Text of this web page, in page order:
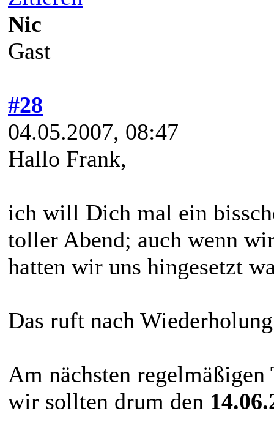
Nic
Gast
#28
04.05.2007, 08:47
Hallo Frank,
ich will Dich mal ein
toller Abend; auch wenn
hatten wir uns hingesetzt
Das ruft nach
Am nächsten
wir sollten drum den